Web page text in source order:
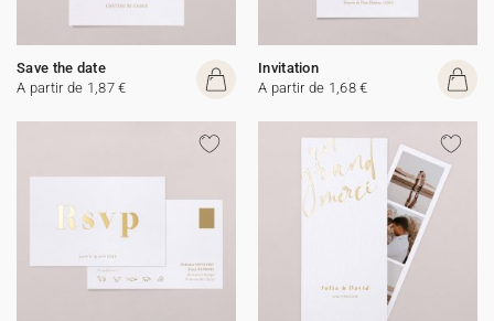
Save the date
A partir de 1,87 €
Invitation
A partir de 1,68 €